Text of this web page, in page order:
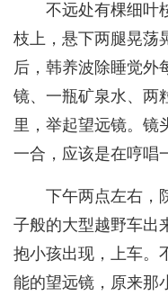
不远处有棵细叶
枝上，悬下两腿晃荡
后，韩养波除睡觉外
镜、一瓶矿泉水、两
里，举起望远镜。镜
一合，应该是在哼唱
下午两点左右，
子般的大型越野车出
抱小孩出现，上车。
能的望远镜，原来那